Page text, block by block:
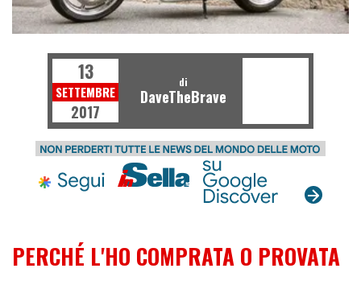
PERCHÉ L'HO COMPRATA O PROVATA
13
SETTEMBRE
2017
di
DaveTheBrave